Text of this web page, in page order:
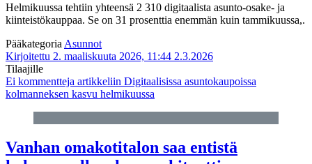
Helmikuussa tehtiin yhteensä 2 310 digitaalista asunto-osake- ja
kiinteistökauppaa. Se on 31 prosenttia enemmän kuin tammikuussa,.
Pääkategoria Asunnot
Kirjoitettu 2. maaliskuuta 2026, 11:44 2.3.2026
Tilaajille
Ei kommentteja artikkeliin Digitaalisissa asuntokaupoissa
kolmanneksen kasvu helmikuussa
Vanhan omakotitalon saa entistä